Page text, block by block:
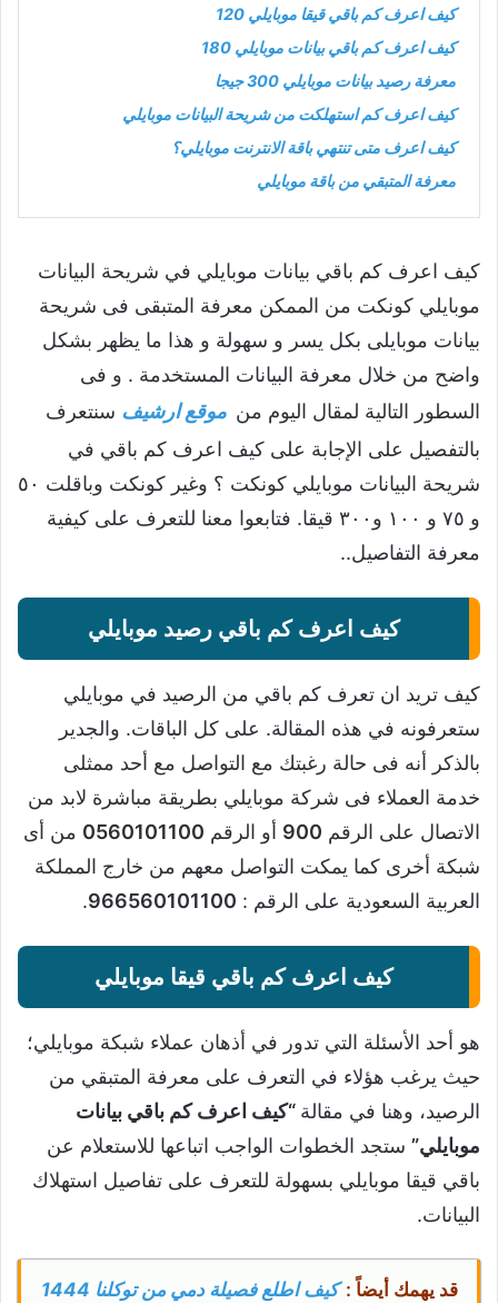
كيف اعرف كم باقي قيقا موبايلي 120
كيف اعرف كم باقي بيانات موبايلي 180
معرفة رصيد بيانات موبايلي 300 جيجا
كيف اعرف كم استهلكت من شريحة البيانات موبايلي
كيف اعرف متى تنتهي باقة الانترنت موبايلي؟
معرفة المتبقي من باقة موبايلي
كيف اعرف كم باقي بيانات موبايلي في شريحة البيانات
موبايلي كونكت من الممكن معرفة المتبقى فى شريحة
بيانات موبايلى بكل يسر و سهولة و هذا ما يظهر بشكل
واضح من خلال معرفة البيانات المستخدمة . و فى
السطور التالية لمقال اليوم من موقع ارشيف سنتعرف
بالتفصيل على الإجابة على كيف اعرف كم باقي في
شريحة البيانات موبايلي كونكت ؟ وغير كونكت وباقلت ٥٠
و ٧٥ و ١٠٠ و٣٠٠ قيقا. فتابعوا معنا للتعرف على كيفية
معرفة التفاصيل..
كيف اعرف كم باقي رصيد موبايلي
كيف تريد ان تعرف كم باقي من الرصيد في موبايلي
ستعرفونه في هذه المقالة. على كل الباقات. والجدير
بالذكر أنه فى حالة رغبتك مع التواصل مع أحد ممثلى
خدمة العملاء فى شركة موبايلي بطريقة مباشرة لابد من
الاتصال على الرقم 900 أو الرقم 0560101100 من أى
شبكة أخرى كما يمكت التواصل معهم من خارج المملكة
العربية السعودية على الرقم : 966560101100
.
كيف اعرف كم باقي قيقا موبايلي
هو أحد الأسئلة التي تدور في أذهان عملاء شبكة موبايلي؛
حيث يرغب هؤلاء في التعرف على معرفة المتبقي من
الرصيد، وهنا في مقالة “كيف اعرف كم باقي بيانات
موبايلي” ستجد الخطوات الواجب اتباعها للاستعلام عن
باقي قيقا موبايلي بسهولة للتعرف على تفاصيل استهلاك
البيانات.
قد يهمك أيضاً :كيف اطلع فصيلة دمي من توكلنا 1444